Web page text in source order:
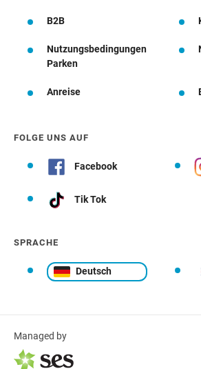
B2B
Nutzungsbedingungen
Parken
Anreise
FOLGE UNS AUF
Facebook
Tik Tok
SPRACHE
Deutsch
Managed by